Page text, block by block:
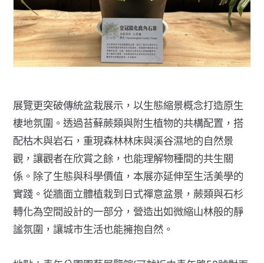
展覽更突破傳統盆栽展示，以生態縮景概念打造原生
棲地氛圍。透過苔蘚蕨類與附生植物的共構配置，搭
配枯木與岩石，重現森林林床與溪谷濕地的自然景
觀，讓觀者在欣賞之餘，也能理解物種間的共生關
係。除了生態與科學價值，本展亦延伸至生活美學的
實踐。從牆面立體植栽到日式禪意盆景，蕨類與石杉
轉化為空間設計的一部分，營造出如微縮山林般的靜
謐氛圍，讓城市生活也能擁抱自然。